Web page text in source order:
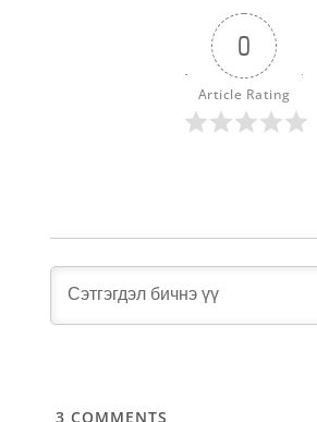
0
Article Rating
3 COMMENTS